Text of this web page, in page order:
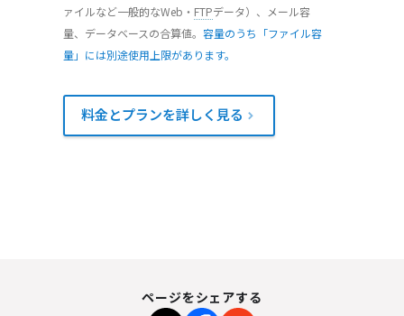
ァイルなど一般的なWeb・ FTPデータ）、メール容
量、データベースの合算値。 容量のうち「ファイル容
量」には別途使用上限があります。
料金とプランを詳しく見る
ページをシェアする